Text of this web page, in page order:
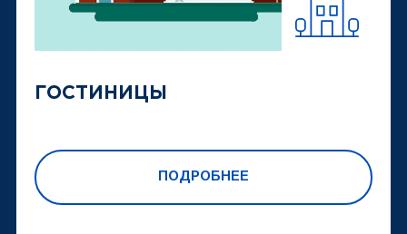
ГОСТИНИЦЫ
ПОДРОБНЕЕ